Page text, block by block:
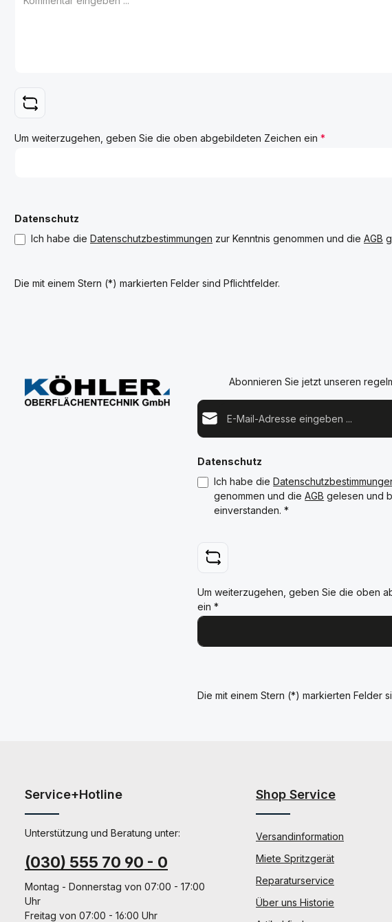
Um weiterzugehen, geben Sie die oben abgebildeten Zeichen ein *
Datenschutz
Ich habe die Datenschutzbestimmungen zur Kenntnis genommen und die AGB
Die mit einem Stern (*) markierten Felder sind Pflichtfelder.
Abonnieren Sie jetzt unseren
E-Mail-Adresse*
Datenschutz
Ich habe die
genommen und dieAGB gelesen und
einverstanden.*
Um weiterzugehen, geben Sie die oben
ein*
Die mit einem Stern (*) markierten Felder
Service+Hotline
Unterstützung und Beratung unter:
(030) 555 70 90 - 0
Montag - Donnerstag von 07:00 - 17:00
Uhr
Freitag von 07:00 - 16:00 Uhr
Shop Service
Versandinformation
Miete Spritzgerät
Reparaturservice
Über uns Historie